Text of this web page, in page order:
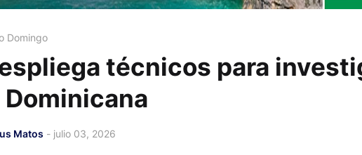
Domingo
técnicos para
Matos - julio 03, 2026